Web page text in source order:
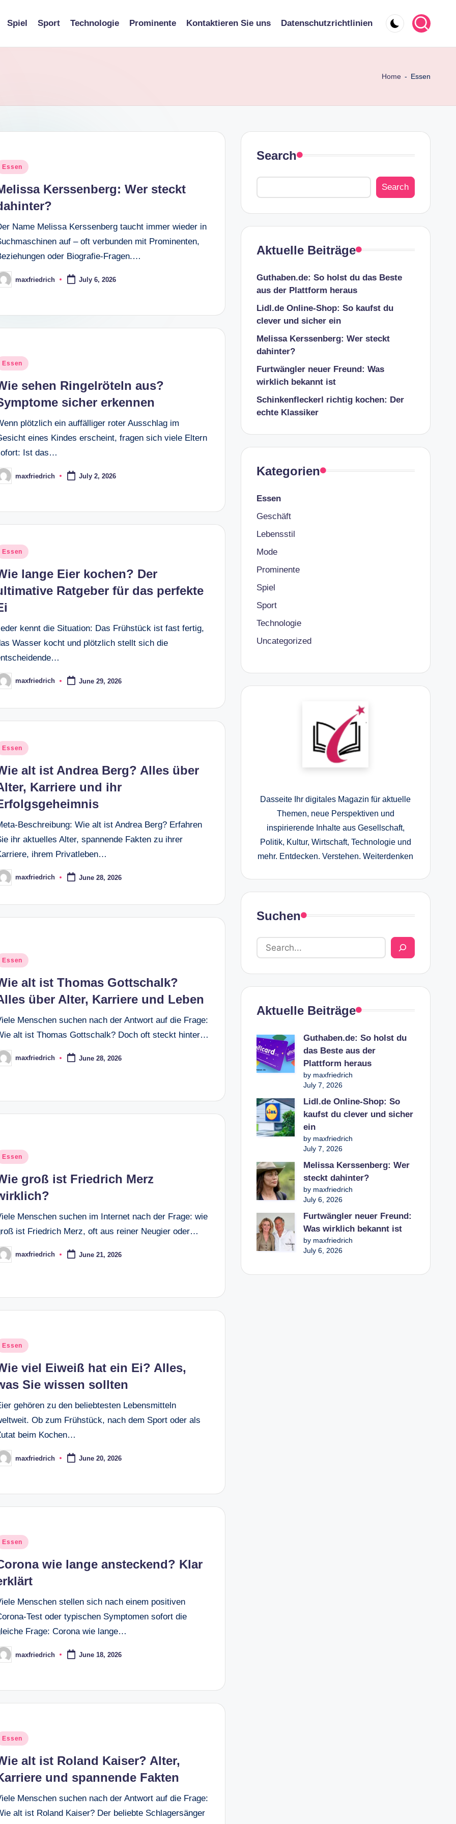
Spiel Sport Technologie Prominente Kontaktieren Sie uns Datenschutzrichtlinien
Home - Essen
Essen
Kerssenberg: Wer steckt
Name Melissa Kerssenberg taucht immer wieder in
auf – oft verbunden mit Prominenten,
oder Biografie-Fragen.…
maxfriedrich July 6, 2026
Essen
sehen Ringelröteln aus?
sicher erkennen
plötzlich ein auffälliger roter Ausschlag im
eines Kindes erscheint, fragen sich viele Eltern
Ist das…
maxfriedrich July 2, 2026
Essen
lange Eier kochen? Der
Ratgeber für das perfekte
kennt die Situation: Das Frühstück ist fast fertig,
Wasser kocht und plötzlich stellt sich die
maxfriedrich June 29, 2026
Essen
alt ist Andrea Berg? Alles über
Karriere und ihr
Beschreibung: Wie alt ist Andrea Berg? Erfahren
ihr aktuelles Alter, spannende Fakten zu ihrer
ihrem Privatleben…
maxfriedrich June 28, 2026
Essen
alt ist Thomas Gottschalk?
über Alter, Karriere und Leben
Menschen suchen nach der Antwort auf die Frage:
alt ist Thomas Gottschalk? Doch oft steckt hinter…
maxfriedrich June 28, 2026
Essen
groß ist Friedrich Merz
Menschen suchen im Internet nach der Frage: wie
ist Friedrich Merz, oft aus reiner Neugier oder…
maxfriedrich June 21, 2026
Essen
viel Eiweiß hat ein Ei? Alles,
Sie wissen sollten
gehören zu den beliebtesten Lebensmitteln
Ob zum Frühstück, nach dem Sport oder als
beim Kochen…
maxfriedrich June 20, 2026
Essen
wie lange ansteckend? Klar
Menschen stellen sich nach einem positiven
Test oder typischen Symptomen sofort die
Frage: Corona wie lange…
maxfriedrich June 18, 2026
Essen
alt ist Roland Kaiser? Alter,
und spannende Fakten
Menschen suchen nach der Antwort auf die Frage:
alt ist Roland Kaiser? Der beliebte Schlagersänger
Search
Search
Aktuelle Beiträge
Guthaben.de: So holst du das Beste
aus der Plattform heraus
Lidl.de Online-Shop: So kaufst du
clever und sicher ein
Melissa Kerssenberg: Wer steckt
dahinter?
Furtwängler neuer Freund: Was
wirklich bekannt ist
Schinkenfleckerl richtig kochen: Der
echte Klassiker
Kategorien
Essen
Geschäft
Lebensstil
Mode
Prominente
Spiel
Sport
Technologie
Uncategorized
Dasseite Ihr digitales Magazin für aktuelle
Themen, neue Perspektiven und
inspirierende Inhalte aus Gesellschaft,
Politik, Kultur, Wirtschaft, Technologie und
mehr. Entdecken. Verstehen. Weiterdenken
Suchen
Aktuelle Beiträge
Guthaben.de: So holst du
das Beste aus der
Plattform heraus
by maxfriedrich
July 7, 2026
Lidl.de Online-Shop: So
kaufst du clever und sicher
ein
by maxfriedrich
July 7, 2026
Melissa Kerssenberg: Wer
steckt dahinter?
by maxfriedrich
July 6, 2026
Furtwängler neuer Freund:
Was wirklich bekannt ist
by maxfriedrich
July 6, 2026